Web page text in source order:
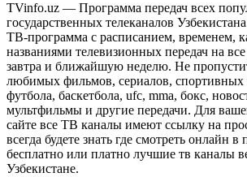
TVinfo.uz — Программа передач всех
государственных телеканалов
ТВ-программа с расписанием, временем,
названиями телевизионных передач на
завтра и ближайшую неделю. Не
любимых фильмов, сериалов, спортивных
футбола, баскетбола, ufc, mma, бокс,
мультфильмы и другие передачи. Для
сайте все ТВ каналы имеют ссылку на
всегда будете знать где смотреть онлайн
бесплатно или платно лучшие тв каналы
Узбекистане.